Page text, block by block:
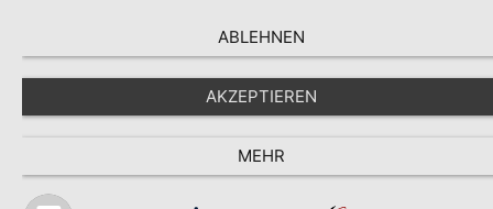
ABLEHNEN
AKZEPTIEREN
MEHR